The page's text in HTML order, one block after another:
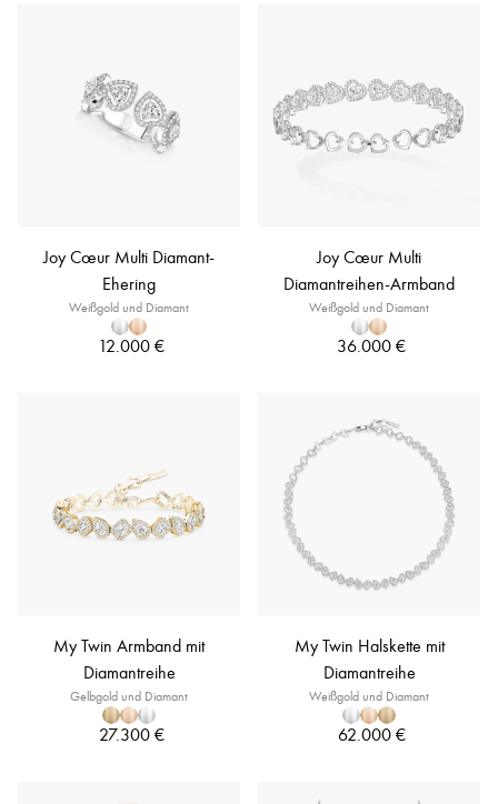
Joy Cœur Multi Diamant-
Ehering
Weißgold und Diamant
12.000 €
Joy Cœur Multi
Diamantreihen-Armband
Weißgold und Diamant
36.000 €
My Twin Armband mit
Diamantreihe
Gelbgold und Diamant
27.300 €
My Twin Halskette mit
Diamantreihe
Weißgold und Diamant
62.000 €